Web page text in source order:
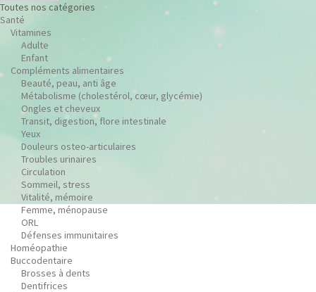
Toutes nos catégories
Santé
Vitamines
Adulte
Enfant
Compléments alimentaires
Beauté, peau, anti âge
Métabolisme (cholestérol, cœur, glycémie)
Ongles et cheveux
Transit, digestion, flore intestinale
Yeux
Douleurs osteo-articulaires
Troubles urinaires
Circulation
Sommeil, stress
Vitalité, mémoire
Femme, ménopause
ORL
Défenses immunitaires
Homéopathie
Buccodentaire
Brosses à dents
Dentifrices